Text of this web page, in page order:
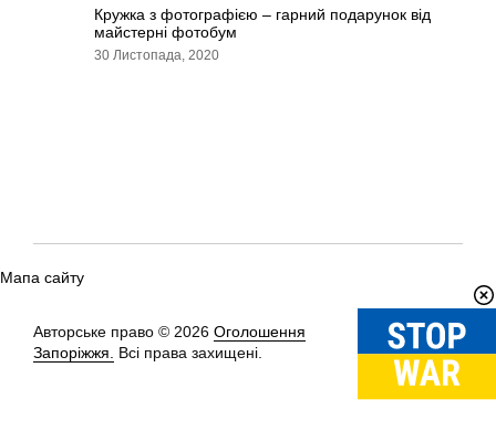
Кружка з фотографією – гарний подарунок від
майстерні фотобум
30 Листопада, 2020
Мапа сайту
Авторське право © 2026 Оголошення
Запоріжжя.
Всі права захищені.
Вгору↑